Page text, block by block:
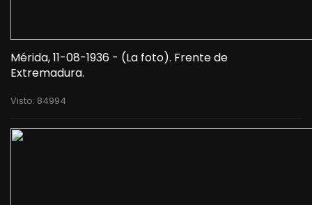
Mérida, 11-08-1936 - (La foto). Frente de
Extremadura.
Visto: 84994